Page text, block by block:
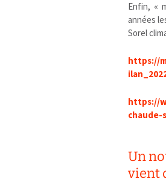
Enfin, «
années
Sorel
https://
https://
Un
vient